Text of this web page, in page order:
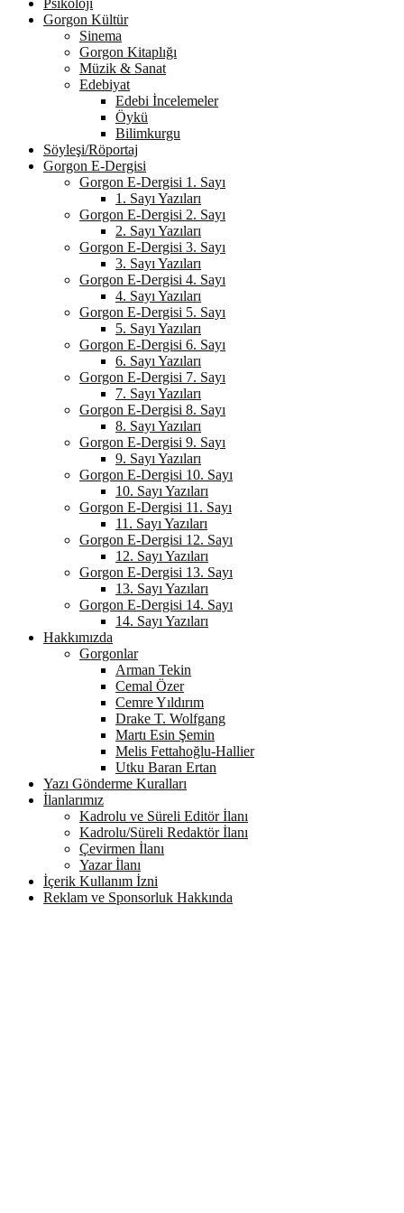
Psikoloji
Gorgon Kültür
Sinema
Gorgon Kitaplığı
Müzik & Sanat
Edebiyat
Edebi İncelemeler
Öykü
Bilimkurgu
Söyleşi/Röportaj
Gorgon E-Dergisi
Gorgon E-Dergisi 1. Sayı
1. Sayı Yazıları
Gorgon E-Dergisi 2. Sayı
2. Sayı Yazıları
Gorgon E-Dergisi 3. Sayı
3. Sayı Yazıları
Gorgon E-Dergisi 4. Sayı
4. Sayı Yazıları
Gorgon E-Dergisi 5. Sayı
5. Sayı Yazıları
Gorgon E-Dergisi 6. Sayı
6. Sayı Yazıları
Gorgon E-Dergisi 7. Sayı
7. Sayı Yazıları
Gorgon E-Dergisi 8. Sayı
8. Sayı Yazıları
Gorgon E-Dergisi 9. Sayı
9. Sayı Yazıları
Gorgon E-Dergisi 10. Sayı
10. Sayı Yazıları
Gorgon E-Dergisi 11. Sayı
11. Sayı Yazıları
Gorgon E-Dergisi 12. Sayı
12. Sayı Yazıları
Gorgon E-Dergisi 13. Sayı
13. Sayı Yazıları
Gorgon E-Dergisi 14. Sayı
14. Sayı Yazıları
Hakkımızda
Gorgonlar
Arman Tekin
Cemal Özer
Cemre Yıldırım
Drake T. Wolfgang
Martı Esin Şemin
Melis Fettahoğlu-Hallier
Utku Baran Ertan
Yazı Gönderme Kuralları
İlanlarımız
Kadrolu ve Süreli Editör İlanı
Kadrolu/Süreli Redaktör İlanı
Çevirmen İlanı
Yazar İlanı
İçerik Kullanım İzni
Reklam ve Sponsorluk Hakkında